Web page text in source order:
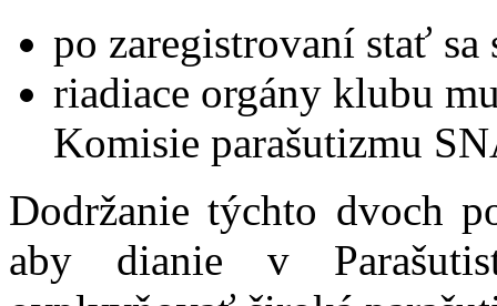
po zaregistrovaní stať
riadiace orgány klubu
Komisie parašutizmu
Dodržanie týchto dvoch
aby dianie v